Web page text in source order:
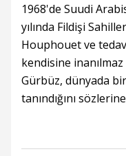
1968'de Suudi
yılında Fildişi
Houphouet ve
kendisine inanılmaz
Gürbüz, dünyada
tanındığını